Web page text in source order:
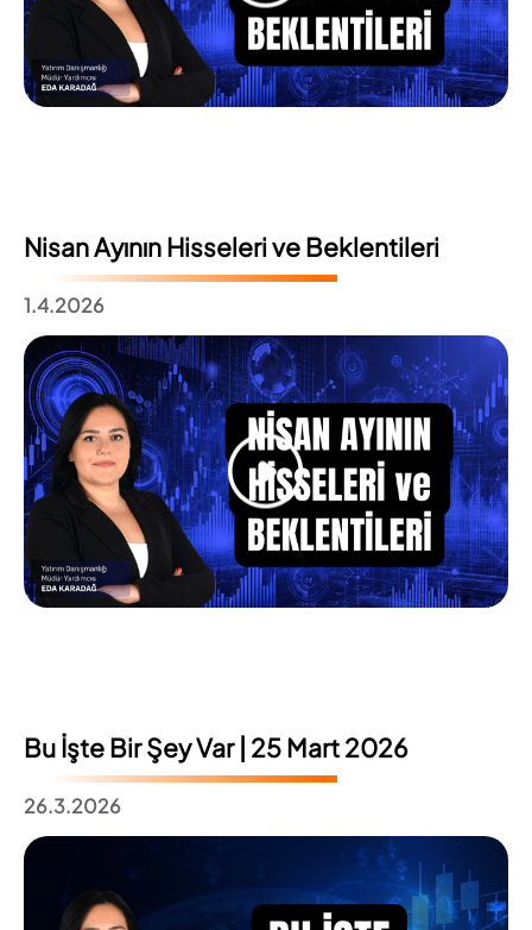
Nisan Ayının Hisseleri ve Beklentileri
1.4.2026
Bu İşte Bir Şey Var | 25 Mart 2026
26.3.2026